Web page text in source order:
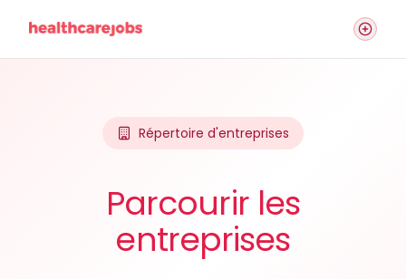
Répertoire d'entreprises
Parcourir les
entreprises